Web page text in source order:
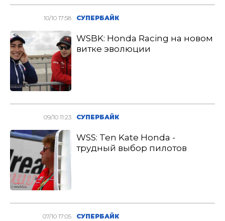
10/10 17:58 СУПЕРБАЙК
WSBK: Honda Racing на новом
витке эволюции
09/10 11:23 СУПЕРБАЙК
WSS: Ten Kate Honda -
трудный выбор пилотов
07/10 17:05 СУПЕРБАЙК